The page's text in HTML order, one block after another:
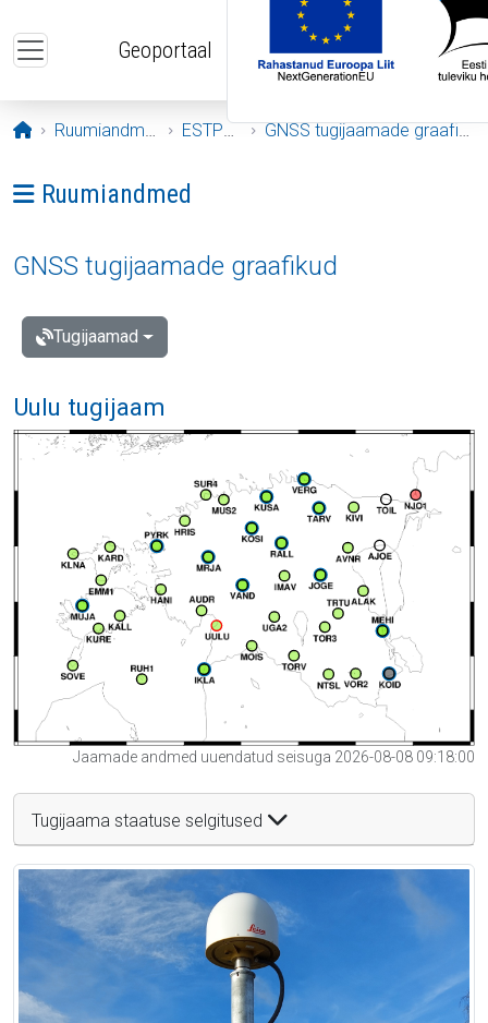
Geoportaal
Avaleht
Ruumiandmed ESTPOS GNSS tugijaamade graafikud
Ava menüü: Ruumiandmed
Ruumiandmed
GNSS tugijaamade graafikud
Tugijaamad
Uulu tugijaam
Jaamade andmed uuendatud seisuga 2026-08-08 09:18:00
Tugijaama staatuse selgitused